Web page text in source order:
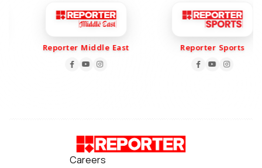
Reporter Middle East Reporter Sports
Careers